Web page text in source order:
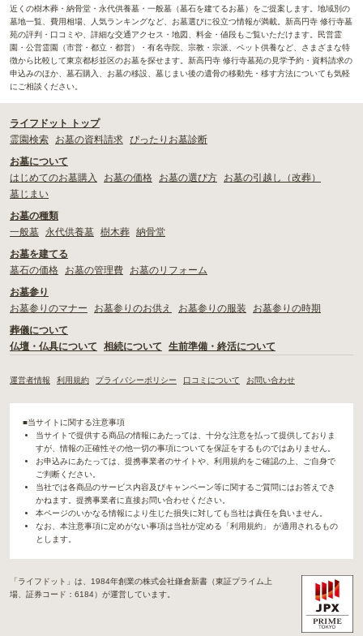
近くの樹木葬・納骨堂・永代供養墓・一般墓（墓石を建てるお墓）をご提案します。地域別の
墓地一覧、費用相場、人気ランキングなど、お墓選びに役立つ情報が満載。新高円寺 修行寺墓
苑の評判・口コミや、詳細な交通アクセス・地図、料金・値段もご覧いただけます。民営霊
園・公営霊園（市営・都立・都営）・有名寺院、宗教・宗派、ペット供養など、さまざまな特
徴から比較して東京都杉並区のお墓を探せます。新高円寺 修行寺墓苑の見学予約・資料請求の
申込みのほか、墓石購入、お墓の移設、墓じまい後の遺骨の移動先・移す方法についても気軽
にご相談ください。
ライフドット トップ
霊園検索
お墓の資料請求 ぴったりお墓診断
お墓について
はじめてのお墓購入
お墓の価格 お墓の選び方
お墓の引越し（改葬）
墓じまい
お墓の種類
一般墓
永代供養墓 樹木葬 納骨堂
お墓を建てる
墓石の価格
お墓の管理費
お墓のリフォーム
お墓参り
お墓参りのマナー
お墓参りのお供え お墓参りの服装
お墓参りの時期
葬儀について
仏壇・仏具について
相続について 生前準備・終活について
運営者情報 利用規約 プライバシーポリシー 口コミについて お問い合わせ
■当サイトに関する注意事項
当サイトで提供する商品の情報にあたっては、十分な注意を払って提供しておりま
すが、情報の正確性その他一切の事項についてを保証をするものではありません。
お申込みにあたっては、提携事業者のサイトや、利用規約をご確認の上、ご自身で
ご判断ください。
当社では各商品のサービス内容及びキャンペーン等に関するご質問にはお答えでき
かねます。提携事業者に直接お問い合わせください。
本ページのいかなる情報により生じた損失に対しても当社は責任を負いません。
なお、本注意事項に定めがない事項は当社が定める「利用規約」 が適用されるもの
とします。
「ライフドット」は、1984年創業の株式会社鎌倉新書（東証プライム上
場、証券コード：6184）が運営しています。